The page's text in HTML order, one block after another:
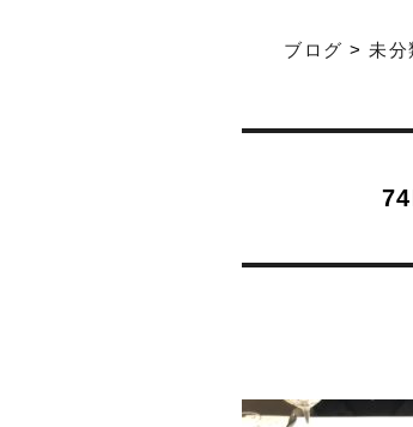
ブログ > 未分